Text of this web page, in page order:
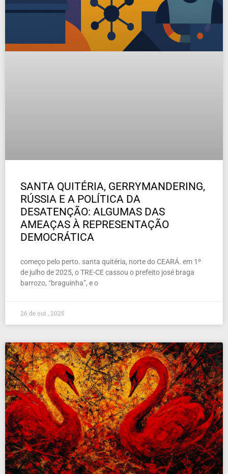
SANTA QUITÉRIA, GERRYMANDERING,
RÚSSIA E A POLÍTICA DA
DESATENÇÃO: ALGUMAS DAS
AMEAÇAS À REPRESENTAÇÃO
DEMOCRÁTICA
começo pelo perto. santa quitéria, norte do CEARÁ. em 1º
de julho de 2025, o TRE-CE cassou o prefeito josé braga
barrozo, “braguinha”, e o
26 de out , 2025